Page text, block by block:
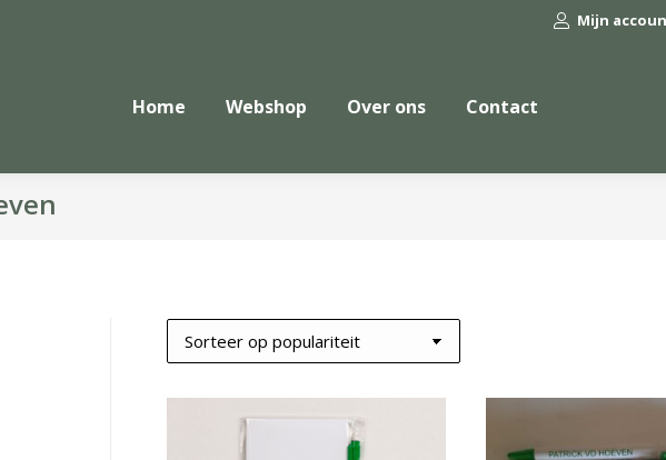
Mijn
Home Webshop Over ons Contact